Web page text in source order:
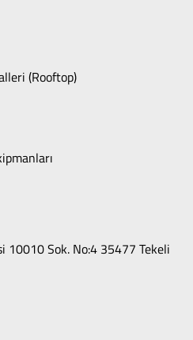
(Rooftop)
10010 Sok. No:4 35477 Tekeli